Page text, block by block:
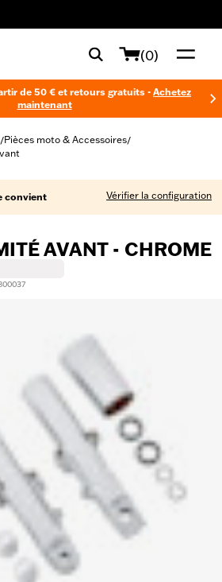
(0)
de 50 € et retours gratuits - Achetez
maintenant
/Pièces moto & Accessoires/
convient Vérifier la configuration
AVANT - CHROME